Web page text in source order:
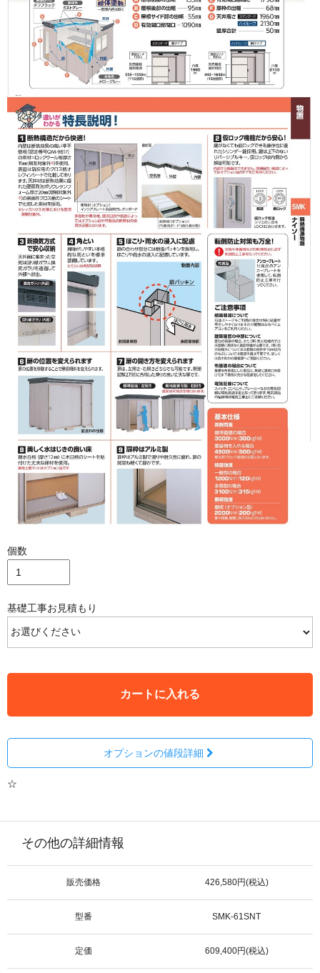
個数
基礎工事お見積もり
カートに入れる
オプションの値段詳細
☆
その他の詳細情報
販売価格 426,580円(税込)
型番 SMK-61SNT
定価 609,400円(税込)